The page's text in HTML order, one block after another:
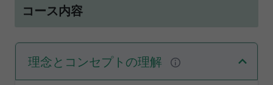
コース内容
理念とコンセプトの理解